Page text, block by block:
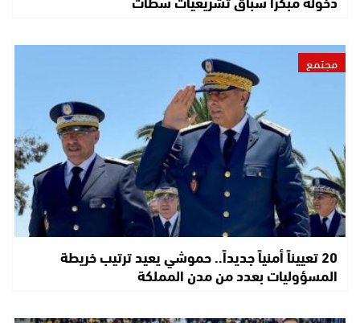
مجتمع
20 تعييناً أمنياً جديداً.. حموشي يعيد ترتيب خريطة
المسؤوليات بعدد من مدن المملكة